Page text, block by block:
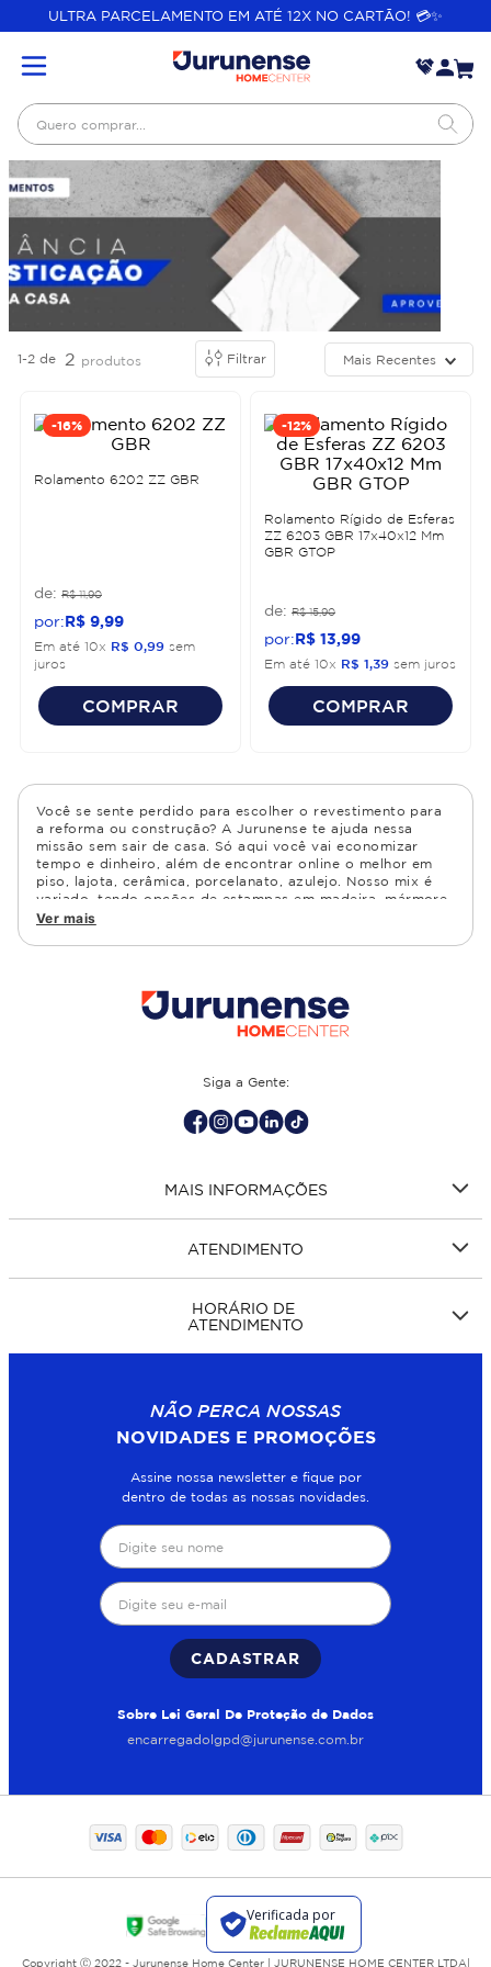
ULTRA PARCELAMENTO EM ATÉ 12X NO CARTÃO! 💳✨
Quero comprar...
1-2 de 2 produtos Filtrar Mais Recentes
-16%
Rolamento 6202 ZZ GBR
R$ 11,90
R$ 9 99
Em até 10x R$ 0 99 sem
juros
COMPRAR
-12%
Rolamento Rígido de Esferas
ZZ 6203 GBR 17x40x12 Mm
GBR GTOP
R$ 15,90
R$ 13 99
Em até 10x R$ 1 39 sem juros
COMPRAR
Você se sente perdido para escolher o revestimento para
a reforma ou construção? A Jurunense te ajuda nessa
missão sem sair de casa. Só aqui você vai economizar
tempo e dinheiro, além de encontrar online o melhor em
piso, lajota, cerâmica, porcelanato, azulejo. Nosso mix é
variado, tendo opções de estampas em madeira, mármore,
granito, cimento, geométrico, e muito mais Confira as
cozinha, quarto, sala de estar.
Ver mais
Siga a Gente:
MAIS INFORMAÇÕES
ATENDIMENTO
HORÁRIO DE
ATENDIMENTO
NÃO PERCA NOSSAS
NOVIDADES E PROMOÇÕES
Assine nossa newsletter e fique por
dentro de todas as nossas novidades.
CADASTRAR
Sobre Lei Geral De Proteção de Dados
encarregadolgpd@jurunense.com.br
Copyright Ⓒ 2022 - Jurunense Home Center | JURUNENSE HOME CENTER LTDA|